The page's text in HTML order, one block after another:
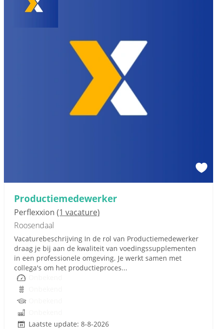
Productiemedewerker
Perflexxion (1 vacature)
Roosendaal
Vacaturebeschrijving In de rol van Productiemedewerker
draag je bij aan de kwaliteit van voedingssupplementen
in een professionele omgeving. Je werkt samen met
collega's om het productieproces...
Laatste update: 8-8-2026